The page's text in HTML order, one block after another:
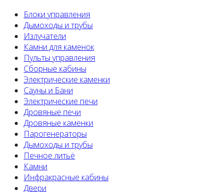
Блоки управления
Дымоходы и трубы
Излучатели
Камни для каменок
Пульты управления
Сборные кабины
Электрические каменки
Сауны и Бани
Электрические печи
Дровяные печи
Дровяные каменки
Парогенераторы
Дымоходы и трубы
Печное литьё
Камни
Инфракрасные кабины
Двери